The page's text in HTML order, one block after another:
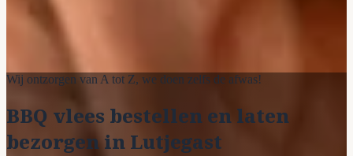
Wij ontzorgen van A tot Z, we doen zelfs de afwas!
BBQ vlees bestellen en laten
bezorgen in Lutjegast